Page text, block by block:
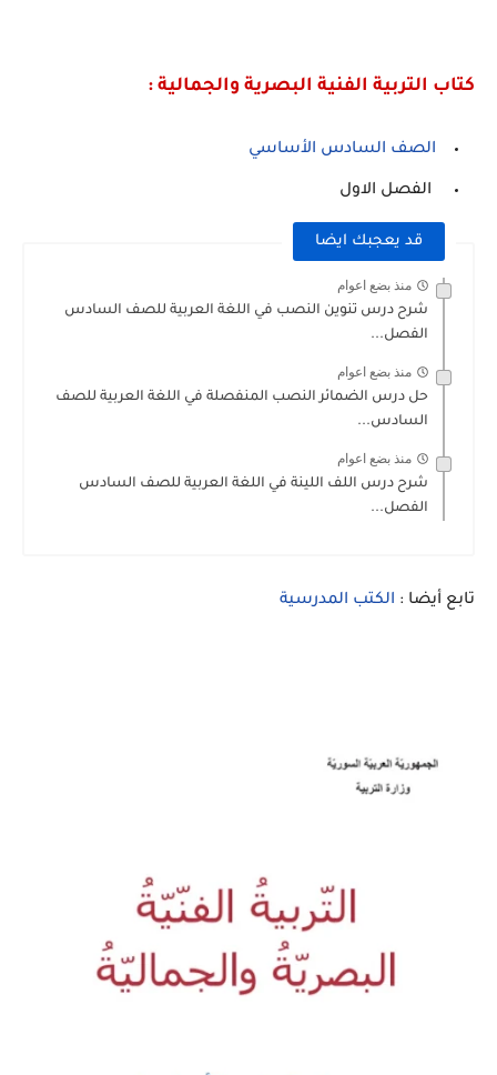
كتاب التربية الفنية البصرية والجمالية :
الصف السادس الأساسي
الفصل الاول
قد يعجبك ايضا
منذ بضع اعوام
شرح درس تنوين النصب في اللغة العربية للصف السادس
الفصل...
منذ بضع اعوام
حل درس الضمائر النصب المنفصلة في اللغة العربية للصف
السادس...
منذ بضع اعوام
شرح درس اللف اللينة في اللغة العربية للصف السادس
الفصل...
تابع أيضا : الكتب المدرسية